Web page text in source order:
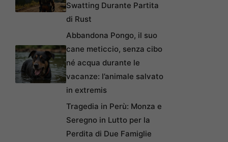
Swatting Durante Partita
di Rust
Abbandona Pongo, il suo
cane meticcio, senza cibo
né acqua durante le
vacanze: l’animale salvato
in extremis
Tragedia in Perù: Monza e
Seregno in Lutto per la
Perdita di Due Famiglie